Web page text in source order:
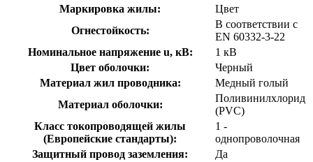
Маркировка жилы:
Цвет
Огнестойкость:
В соответствии с
EN 60332-3-22
Номинальное напряжение u, кВ:
1 кВ
Цвет оболочки:
Черный
Материал жил проводника:
Медный голый
Материал оболочки:
Поливинилхлорид
(PVC)
Класс токопроводящей жилы
(Европейские стандарты):
1 -
однопроволочная
Защитный провод заземления:
Да